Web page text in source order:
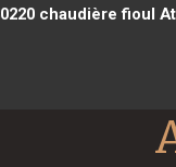
chaudière fioul